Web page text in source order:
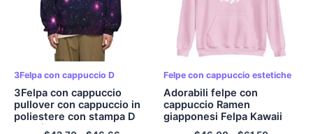
3Felpa con cappuccio D
3Felpa con cappuccio
pullover con cappuccio in
poliestere con stampa D
Novità Space Galaxy con
Felpe con cappuccio estetiche
Adorabili felpe con
cappuccio Ramen
giapponesi Felpa Kawaii
con cappuccio multicolore